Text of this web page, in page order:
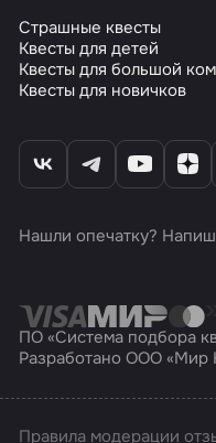
Страшные квесты
Квесты для детей
Квесты для большой
Квесты для новичков
Нашли опечатку?
ПО «Система подбора
Разработано ООО «Мир
Правила модерации